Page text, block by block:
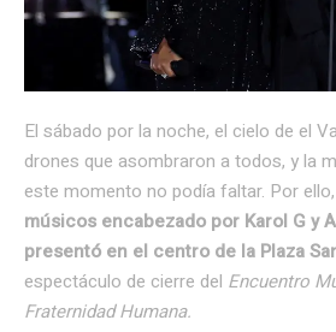
El sábado por la noche, el cielo de el
drones que asombraron a todos, y la
este momento no podía faltar. Por ello,
músicos encabezado por Karol G y
presentó en el centro de la Plaza
espectáculo de cierre del Encuentro
Fraternidad Humana.